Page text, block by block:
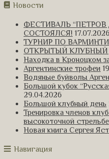
Новости
ФЕСТИВАЛЬ “ПЕТРОВ
СОСТОЯЛСЯ! 17.07.2026
ТУРНИР ПО
ОТКРЫТЫЙ КЛУБНЫЙ
Находка в Кроноцком
Аргентинские трофеи
Водяные буйволы
Большой кубок
29.04.2026
Большой клубный день
Тренировка членов
высокоточной стрельбе
Новая книга Сергея
Навигация